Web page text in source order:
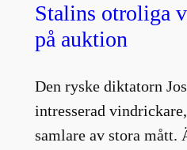
Stalins otroliga
på auktion
Den ryske diktatorn
intresserad
samlare av stora mått.